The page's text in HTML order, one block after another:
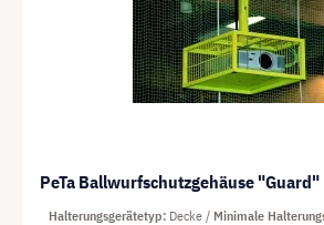
PeTa Ballwurfschutzgehäuse "Guard"
Halterungsgerätetyp Decke Minimale